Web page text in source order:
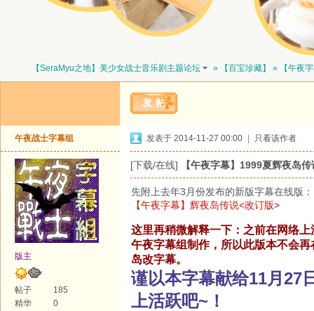
【SeraMyu之地】美少女战士音乐剧主题论坛 » 【百宝珍藏】 » 【午夜
发帖
午夜战士字幕组
版主
帖子
185
精华
0
发表于 2014-11-27 00:00 只看该作者
[下载/在线] 【午夜字幕】1999夏辉夜岛
先附上去年3月份发布的新版字幕在线版：
【午夜字幕】辉夜岛传说<改订版>
这里再稍微解释一下：之前在网络
午夜字幕组制作，所以此版本不会
岛改字幕。
谨以本字幕献给11月27
上活跃吧~！